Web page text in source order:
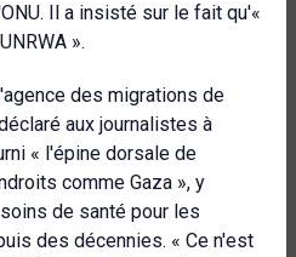
Il a insisté sur le fait qu'«
».
des migrations de
aux journalistes à
« l'épine dorsale de
comme Gaza », y
de santé pour les
des décennies. « Ce n'est